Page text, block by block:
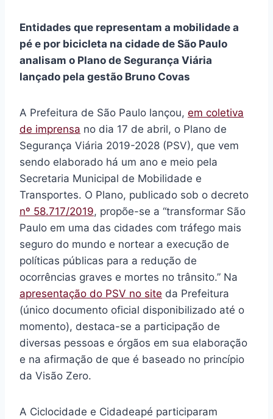
Entidades que representam a mobilidade a
pé e por bicicleta na cidade de São Paulo
analisam o Plano de Segurança Viária
lançado pela gestão Bruno Covas
A Prefeitura de São Paulo lançou, em coletiva
de imprensa no dia 17 de abril, o Plano de
Segurança Viária 2019-2028 (PSV), que vem
sendo elaborado há um ano e meio pela
Secretaria Municipal de Mobilidade e
Transportes. O Plano, publicado sob o decreto
nº 58.717/2019, propõe-se a “transformar São
Paulo em uma das cidades com tráfego mais
seguro do mundo e nortear a execução de
políticas públicas para a redução de
ocorrências graves e mortes no trânsito.” Na
apresentação do PSV no site da Prefeitura
(único documento oficial disponibilizado até o
momento), destaca-se a participação de
diversas pessoas e órgãos em sua elaboração
e na afirmação de que é baseado no princípio
da Visão Zero.
A Ciclocidade e Cidadeapé participaram